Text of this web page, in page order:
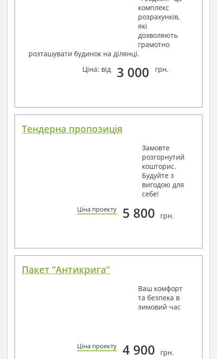
комплекс
розрахунків,
які
дозволяють
грамотно
розташувати будинок на ділянці.
Ціна: від
3 000 грн.
Тендерна пропозиція
Замовте
розгорнутий
кошторис.
Будуйте з
вигодою для
себе!
Ціна проекту 5 800 грн.
Пакет "Антикрига"
Ваш комфорт
та безпека в
зимовий час
Ціна проекту 4 900 грн.